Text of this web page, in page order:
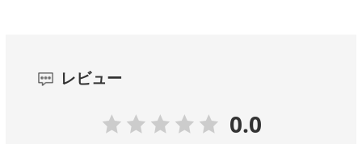
レビュー
0.0